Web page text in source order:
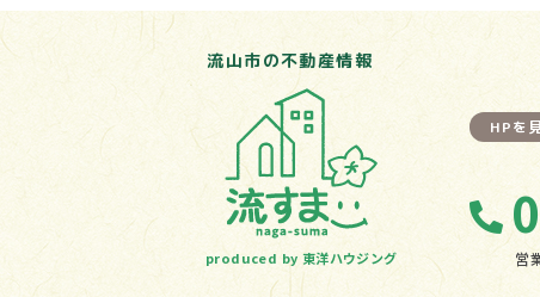
流山市の不動産情報
produced by 東洋ハウジング
HPを
営